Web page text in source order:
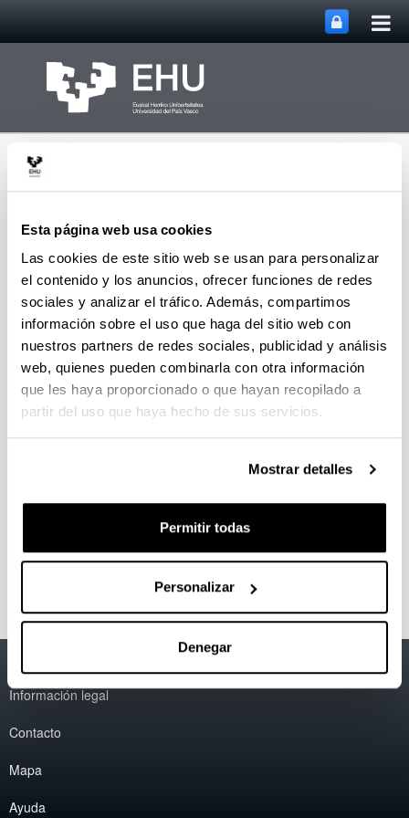
Esta página web usa cookies
Las cookies de este sitio web se usan para personalizar
el contenido y los anuncios, ofrecer funciones de redes
sociales y analizar el tráfico. Además, compartimos
información sobre el uso que haga del sitio web con
nuestros partners de redes sociales, publicidad y análisis
web, quienes pueden combinarla con otra información
que les haya proporcionado o que hayan recopilado a
partir del uso que haya hecho de sus servicios.
Mostrar detalles
Permitir todas
Personalizar
Denegar
Enpresa Institutua -
Instituto de Economía
Aplicada a la Empresa
Menú Abrir/cerrar
Publicaciones
Revista Management Letters /
Cuadernos de Gestión
Información legal
Contacto
Mapa
Ayuda